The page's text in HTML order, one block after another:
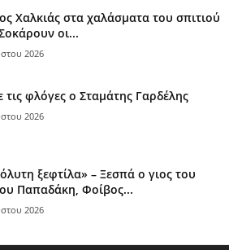
Χαλκιάς στα χαλάσματα του σπιτιού
οι...
2026
τις φλόγες ο Σταμάτης Γαρδέλης
2026
ξεφτίλα» – Ξεσπά ο γιος του
Παπαδάκη, Φοίβος...
2026